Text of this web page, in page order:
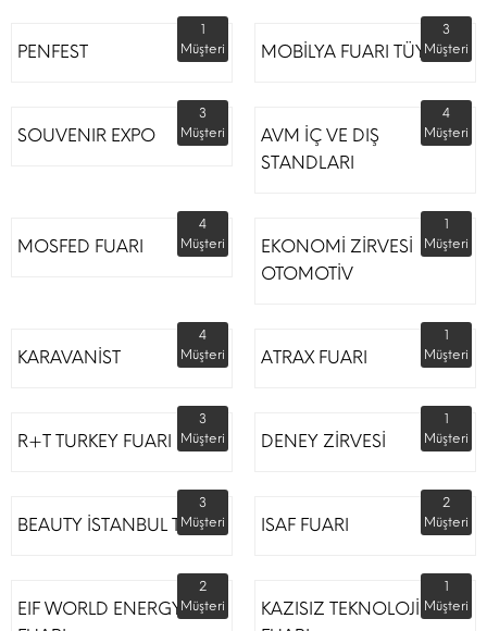
PENFEST
1
Müşteri
MOBİLYA FUARI TÜYAP
3
Müşteri
SOUVENIR EXPO
3
Müşteri
AVM İÇ VE DIŞ
STANDLARI
4
Müşteri
MOSFED FUARI
4
Müşteri
EKONOMİ ZİRVESİ
OTOMOTİV
1
Müşteri
KARAVANİST
4
Müşteri
ATRAX FUARI
1
Müşteri
R+T TURKEY FUARI
3
Müşteri
DENEY ZİRVESİ
1
Müşteri
BEAUTY İSTANBUL TÜYAP
3
Müşteri
ISAF FUARI
2
Müşteri
EIF WORLD ENERGY
2
Müşteri
KAZISIZ TEKNOLOJİLER
1
Müşteri